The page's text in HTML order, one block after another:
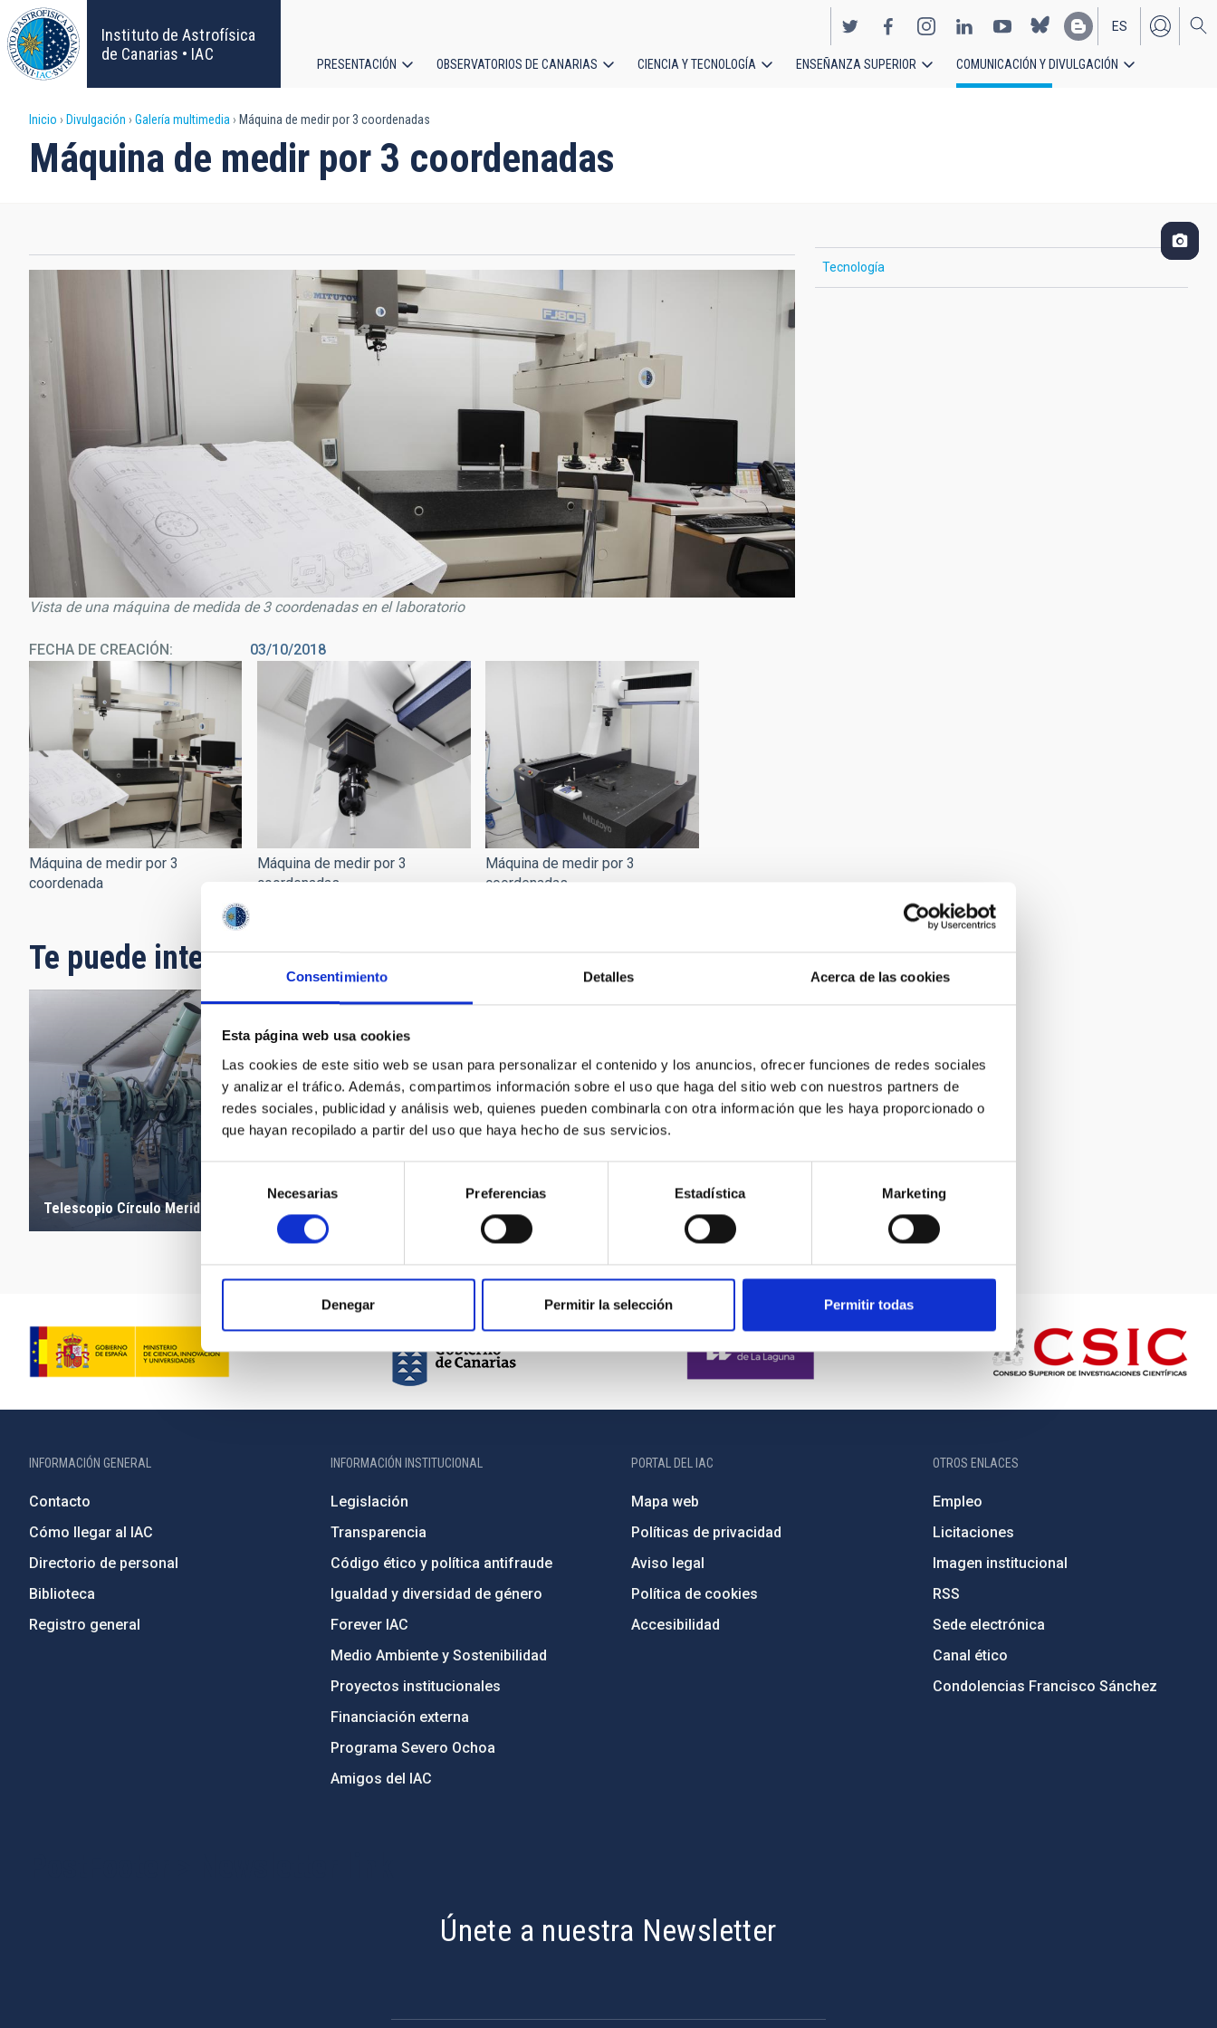
Consentimiento Detalles Acerca de las cookies
Esta página web usa cookies
Las cookies de este sitio web se usan para personalizar el contenido y los anuncios, ofrecer funciones de redes sociales
y analizar el tráfico. Además, compartimos información sobre el uso que haga del sitio web con nuestros partners de
redes sociales, publicidad y análisis web, quienes pueden combinarla con otra información que les haya proporcionado o
que hayan recopilado a partir del uso que haya hecho de sus servicios.
de
consentimiento
Necesarias Preferencias Estadística Marketing
Denegar Permitir la selección Permitir todas
Pasar
al
contenido
principal
Instituto de Astrofísica
de Canarias • IAC
EN
ES
principal
PRESENTACIÓN OBSERVATORIOS DE CANARIAS CIENCIA Y TECNOLOGÍA ENSEÑANZA SUPERIOR COMUNICACIÓN Y DIVULGACIÓN
Sobrescribir
enlaces
ayuda
la
navegación
Inicio Divulgación Galería multimedia Máquina de medir por 3 coordenadas
Máquina de medir por 3 coordenadas
Vista de una máquina de medida de 3 coordenadas en el laboratorio
FECHA DE CREACIÓN 03/10/2018
Tecnología
Máquina de medir por 3
coordenada
Máquina de medir por 3
coordenadas
Máquina de medir por 3
coordenadas
Te puede interesar
Telescopio Círculo Meridiano
Controladores y puntos Wifi de la Sede
INFORMACIÓN GENERAL
Contacto
Cómo llegar al IAC
Directorio de personal
Biblioteca
Registro general
INFORMACIÓN INSTITUCIONAL
Legislación
Transparencia
Código ético y política antifraude
Igualdad y diversidad de género
Forever IAC
Medio Ambiente y Sostenibilidad
Proyectos institucionales
Financiación externa
Programa Severo Ochoa
Amigos del IAC
PORTAL DEL IAC
Mapa web
Políticas de privacidad
Aviso legal
Política de cookies
Accesibilidad
OTROS ENLACES
Empleo
Licitaciones
Imagen institucional
RSS
Sede electrónica
Canal ético
Condolencias Francisco Sánchez
Únete a nuestra Newsletter